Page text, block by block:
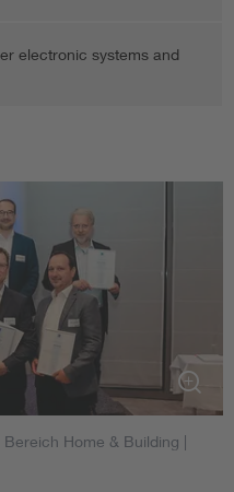
electronic systems and
Home & Building